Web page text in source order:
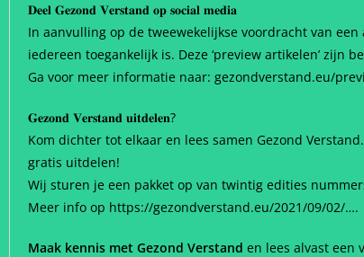
𝐃𝐞𝐞𝐥 𝐆𝐞𝐳𝐨𝐧𝐝 𝐕𝐞𝐫𝐬𝐭𝐚𝐧𝐝 𝐨𝐩 𝐬𝐨𝐜𝐢𝐚𝐥 𝐦𝐞𝐝𝐢𝐚
In aanvulling op de tweewekelijkse voordracht van
iedereen toegankelijk is. Deze ‘preview artikelen’ zijn
Ga voor meer informatie naar: gezondverstand.eu/
𝐆𝐞𝐳𝐨𝐧𝐝 𝐕𝐞𝐫𝐬𝐭𝐚𝐧𝐝 𝐮𝐢𝐭𝐝𝐞𝐥𝐞𝐧?
Kom dichter tot elkaar en lees samen Gezond
gratis uitdelen!
Wij sturen je een pakket op van twintig edities
Meer info op https://gezondverstand.eu/2021/09/02/….
Maak kennis met Gezond Verstand en lees alvast een